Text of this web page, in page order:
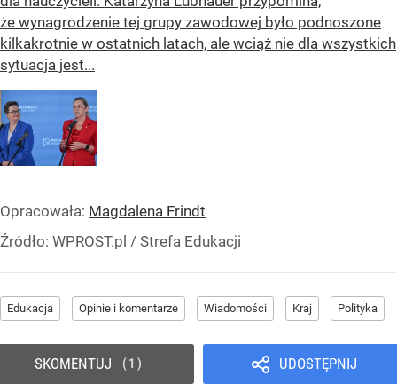
że wynagrodzenie tej grupy zawodowej było podnoszone
kilkakrotnie w ostatnich latach, ale wciąż nie dla wszystkich
sytuacja jest...
Opracowała: Magdalena Frindt
Źródło: WPROST.pl / Strefa Edukacji
Edukacja Opinie i komentarze Wiadomości Kraj Polityka
UDOSTĘPNIJ
SKOMENTUJ 1